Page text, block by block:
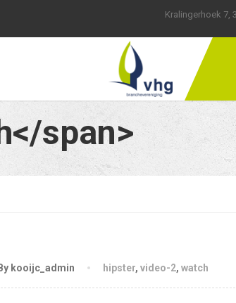
Kralingerhoek 7,
span>
By kooijc_admin hipster, video-2, watch